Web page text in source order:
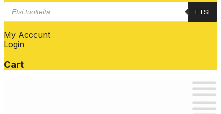
Products
search
ETSI
My Account
Login
Cart